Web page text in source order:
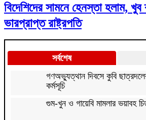
বিদেশিদের সামনে হেনস্তা হলাম, খুব
ভারপ্রাপ্ত রাষ্ট্রপতি
সর্বশেষ
গণঅভ্যুত্থান দিবসে কুবি
কর্মসূচি
গুম-খুন ও গায়েবি মামলার ভয়াবহ